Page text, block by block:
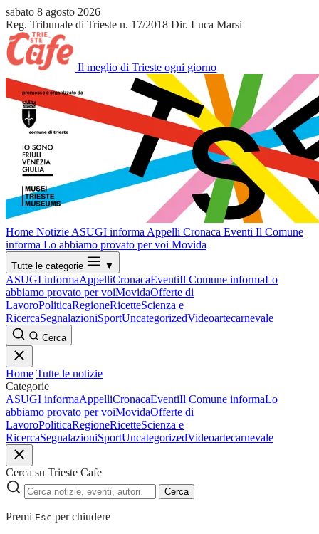
sabato 8 agosto 2026
Reg. Tribunale di Trieste n. 17/2018 Dir. Luca Marsi
Il meglio di Trieste ogni giorno
Home Notizie ASUGI informa Appelli Cronaca Eventi Il Comune
informa Lo abbiamo provato per voi Movida
Tutte le categorie ▼
ASUGI informaAppelliCronacaEventiIl Comune informaLo
abbiamo provato per voiMovidaOfferte di
LavoroPoliticaRegioneRicetteScienza e
RicercaSegnalazioniSportUncategorizedVideoartecarnevale
Cerca
Home Tutte le notizie
Categorie
ASUGI informaAppelliCronacaEventiIl Comune informaLo
abbiamo provato per voiMovidaOfferte di
LavoroPoliticaRegioneRicetteScienza e
RicercaSegnalazioniSportUncategorizedVideoartecarnevale
Cerca su Trieste Cafe
Cerca
Premi Esc per chiudere